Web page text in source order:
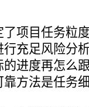
项目任务粒
充足风险分
进度再怎么
方法是任务